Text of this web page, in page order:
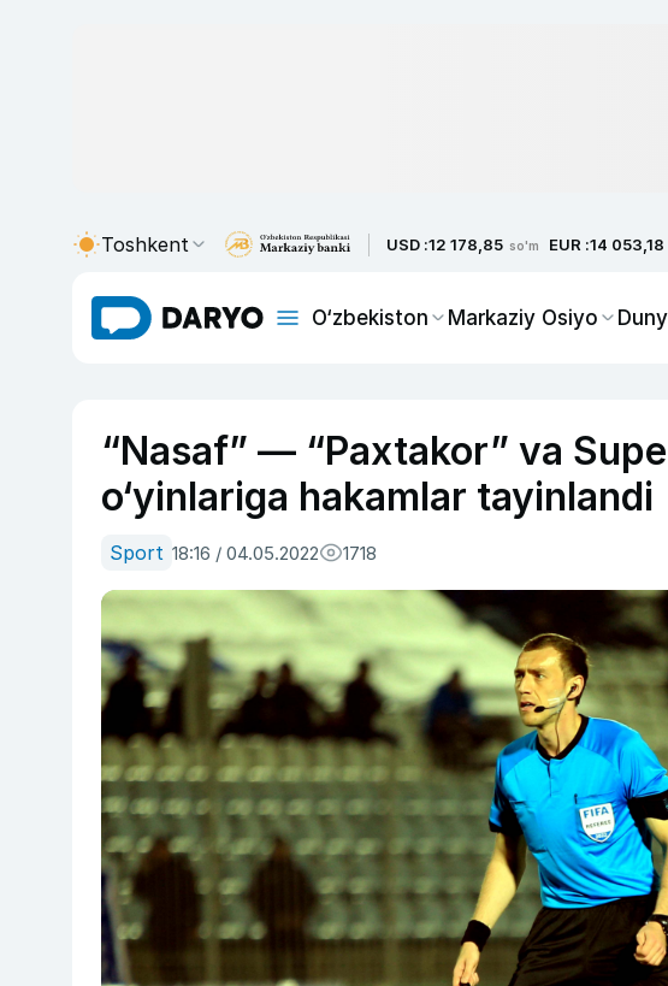
Toshkent USD :12 178,85 so'm EUR :14 053,18
O‘zbekiston Markaziy Osiyo
“Nasaf” — “Paxtakor” va
o‘yinlariga hakamlar tayinlandi
Sport 18:16 / 04.05.2022 1718